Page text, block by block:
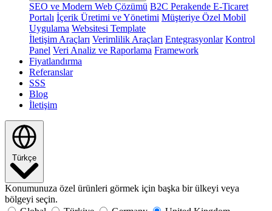
SEO ve Modern Web Çözümü B2C Perakende E-Ticaret
Portalı İçerik Üretimi ve Yönetimi Müşteriye Özel Mobil
Uygulama Websitesi Template
İletişim Araçları Verimlilik Araçları Entegrasyonlar Kontrol
Panel Veri Analiz ve Raporlama Framework
Fiyatlandırma
Referanslar
SSS
Blog
İletişim
Türkçe
Konumunuza özel ürünleri görmek için başka bir ülkeyi veya
bölgeyi seçin.